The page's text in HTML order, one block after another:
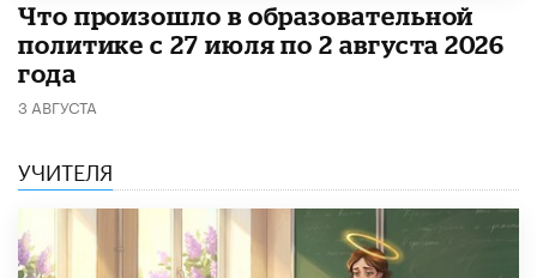
​Что произошло в образовательной
политике с 27 июля по 2 августа 2026
года
3 АВГУСТА
УЧИТЕЛЯ